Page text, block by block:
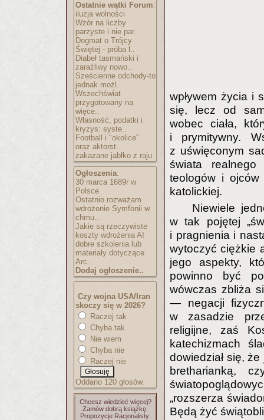
Ostatnie wątki Forum:
iluzja wolności
Wzór na liczby
parzyste i nie par..
Dogmat o Trójcy
Świętej - próba l..
Diabeł tasmański i
zaraźliwy nowo..
Sześcienne odchody-to
jednak możl..
Wszechświat
przygotowany na
więce..
Własność, podatki i
kryzys: syste..
Football i "okolice"
oraz aktorst..
zakazane jabłko z raju
Ogłoszenia:
30 marca 1689r w
Polsce
Ostatnio rozważam
wdrożenie Symfonii w
chmu..
Jakie są rzeczywiste
koszty wdrożenia AI
dobre szkolenia lub
materiały dotyczące
Arc..
Dodaj ogłoszenie..
Czy wojna USA/Iran
skoczy się w 2026?
Raczej tak
Chyba tak
Nie wiem
Chyba nie
Raczej nie
Oddano 120 głosów.
Chcesz wiedzieć więcej?
Zamów dobrą książkę.
Propozycje Racjonalisty:
wpływem życia i
się, lecz od
wobec ciała,
i prymitywny.
z uświęconym
świata realnego
teologów i ojców
katolickiej.
Niewiele
w tak pojętej
i pragnienia i
wytoczyć ciężkie
jego aspekty,
powinno być
wówczas zbliża
— negacji
w zasadzie
religijne, zaś
katechizmach
dowiedział się, że
bretharianką,
„rozszerza
Będą żyć